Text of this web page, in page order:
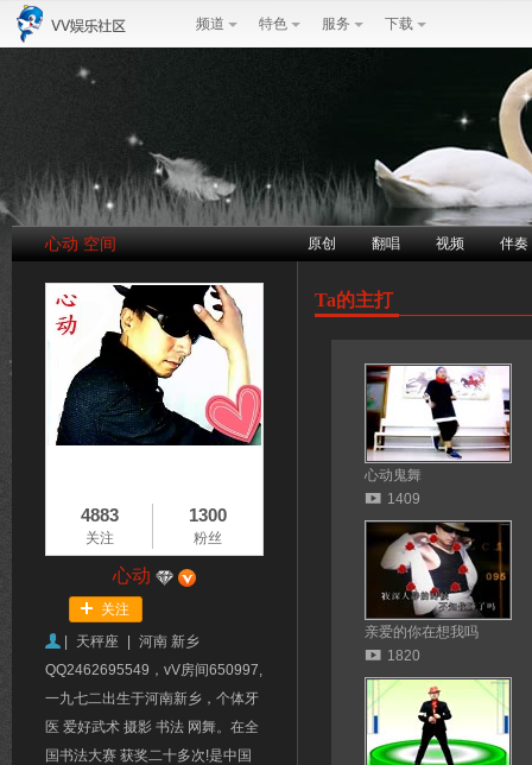
频道 特色 服务 下载
心动 空间 原创 翻唱 视频 伴奏
4883
关注
1300
粉丝
心动
关注
天秤座
河南 新乡
QQ2462695549，vV房间650997,
一九七二出生于河南新乡，个体牙
医 爱好武术 摄影 书法 网舞。在全
国书法大赛 获奖二十多次!是中国
Ta的主打
心动鬼舞
1409
亲爱的你在想我吗
1820